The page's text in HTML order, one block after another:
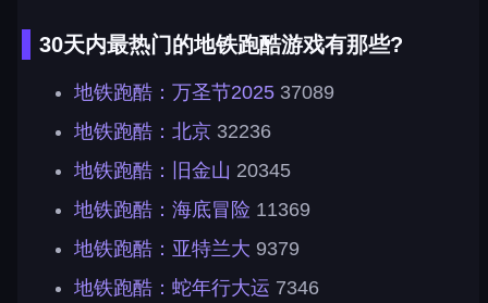
30天内最热门的地铁跑酷游戏有那些?
地铁跑酷：万圣节2025 37089
地铁跑酷：北京 32236
地铁跑酷：旧金山 20345
地铁跑酷：海底冒险 11369
地铁跑酷：亚特兰大 9379
地铁跑酷：蛇年行大运 7346